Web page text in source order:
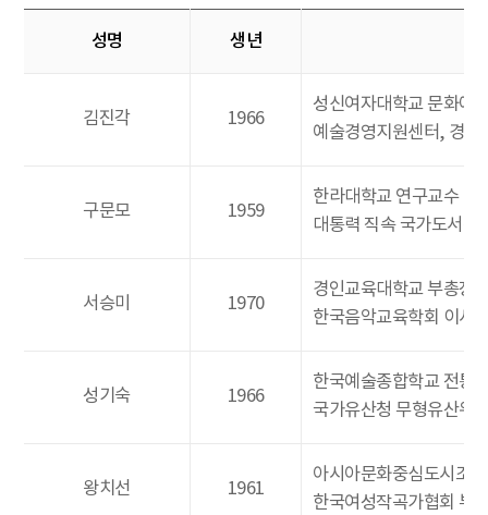
성명 생년
김진각 1966
성신여자대학교 문화예
예술경영지원센터, 경기
구문모 1959
한라대학교 연구교수
대통력 직속 국가도서관
서승미 1970
경인교육대학교 부총장
한국음악교육학회 이사
성기숙 1966
한국예술종합학교 전통
국가유산청 무형유산위
왕치선 1961
아시아문화중심도시조
한국여성작곡가협회 부